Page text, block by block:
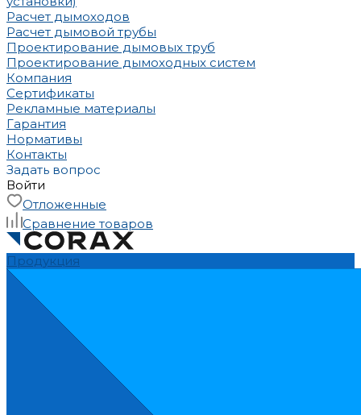
Расчет дымоходов
Расчет дымовой трубы
Проектирование дымовых труб
Проектирование дымоходных систем
Компания
Сертификаты
Рекламные материалы
Гарантия
Нормативы
Контакты
Задать вопрос
Войти
Отложенные
Сравнение товаров
Продукция